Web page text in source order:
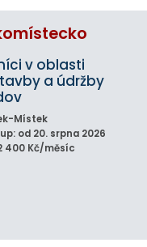
v oblasti
a údržby
Místek
od 20. srpna 2026
400 Kč/měsíc